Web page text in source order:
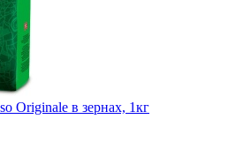
Originale в зернах, 1кг